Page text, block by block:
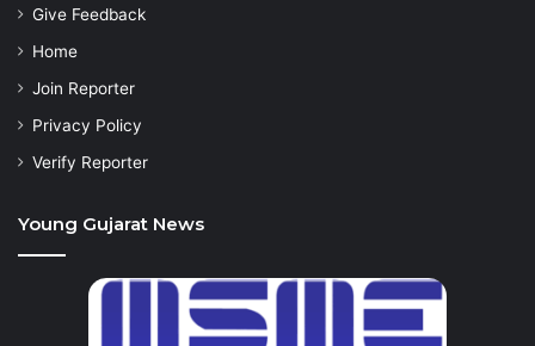
Give Feedback
Home
Join Reporter
Privacy Policy
Verify Reporter
Young Gujarat News